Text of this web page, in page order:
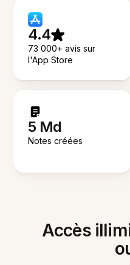
4.4
73 000+ avis sur
l'App Store
5 Md
Notes créées
Accès